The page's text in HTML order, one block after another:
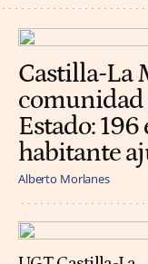
Castilla-La
comunidad
Estado:
habitante
Alberto Morlanes